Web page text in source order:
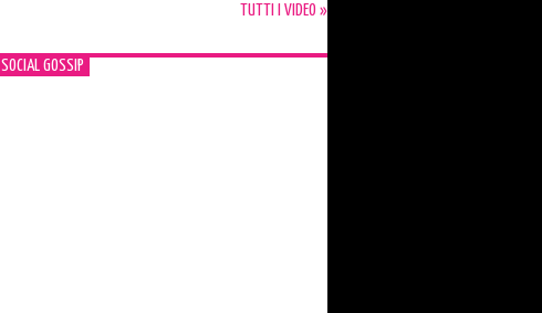
TUTTI I VIDEO »
SOCIAL GOSSIP